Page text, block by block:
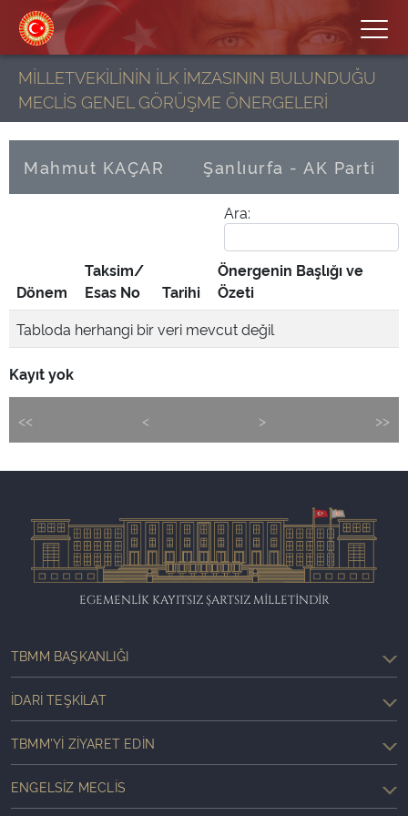
MİLLETVEKİLİNİN İLK İMZASININ BULUNDUĞU
MECLİS GENEL GÖRÜŞME ÖNERGELERİ
Mahmut KAÇAR Şanlıurfa - AK Parti
Ara:
Dönem
Taksim/
Esas No
Tarihi
Önergenin Başlığı ve
Özeti
Tabloda herhangi bir veri mevcut değil
Kayıt yok
<< < > >>
EGEMENLİK KAYITSIZ ŞARTSIZ MİLLETİNDİR
TBMM BAŞKANLIĞI
İDARI TEŞKILAT
TBMM'YI ZIYARET EDIN
ENGELSIZ MECLIS